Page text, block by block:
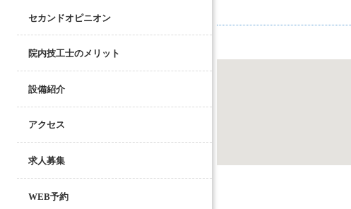
セカンドオピニオン
院内技工士のメリット
設備紹介
アクセス
求人募集
WEB予約